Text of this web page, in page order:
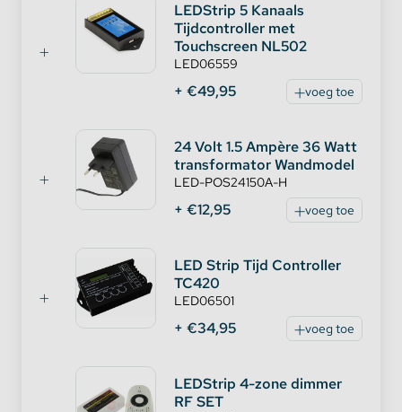
LEDStrip 5 Kanaals
Tijdcontroller met
Touchscreen NL502
LED06559
+ €49,95 voeg toe
24 Volt 1.5 Ampère 36 Watt
transformator Wandmodel
LED-POS24150A-H
+ €12,95 voeg toe
LED Strip Tijd Controller
TC420
LED06501
+ €34,95 voeg toe
LEDStrip 4-zone dimmer
RF SET